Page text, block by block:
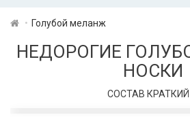
Голубой меланж
НЕДОРОГИЕ
НОСКИ
СОСТАВ КРАТКИЙ